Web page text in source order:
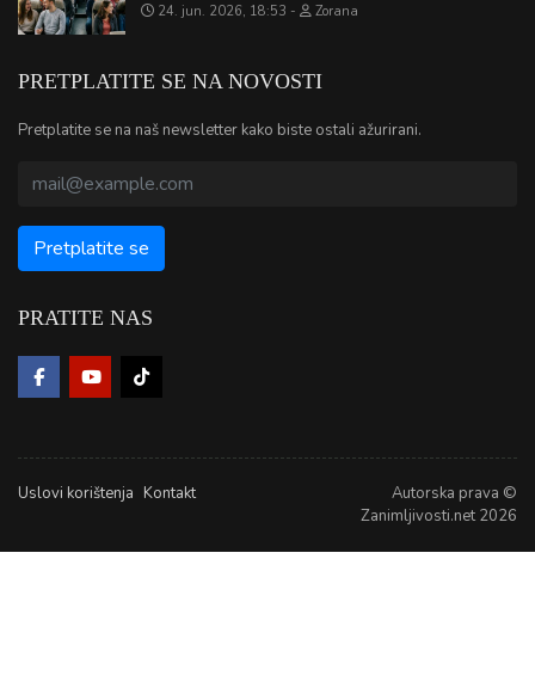
24. jun. 2026, 18:53 Zorana
PRETPLATITE SE NA NOVOSTI
Pretplatite se na naš newsletter kako biste ostali ažurirani.
PRATITE NAS
Uslovi korištenja Kontakt
Autorska prava ©
Zanimljivosti.net 2026